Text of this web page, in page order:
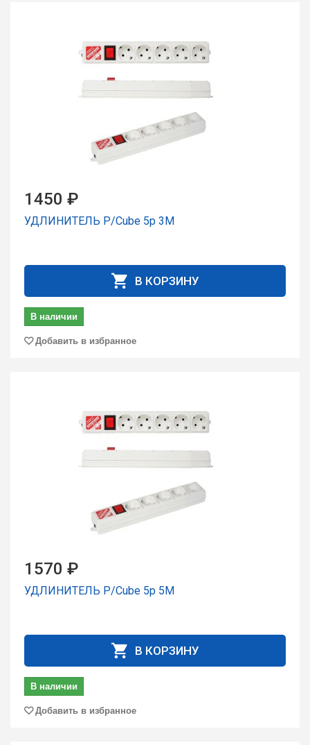
1450 ₽
УДЛИНИТЕЛЬ P/Cube 5р 3М
В КОРЗИНУ
В наличии
Добавить в избранное
1570 ₽
УДЛИНИТЕЛЬ P/Cube 5р 5М
В КОРЗИНУ
В наличии
Добавить в избранное